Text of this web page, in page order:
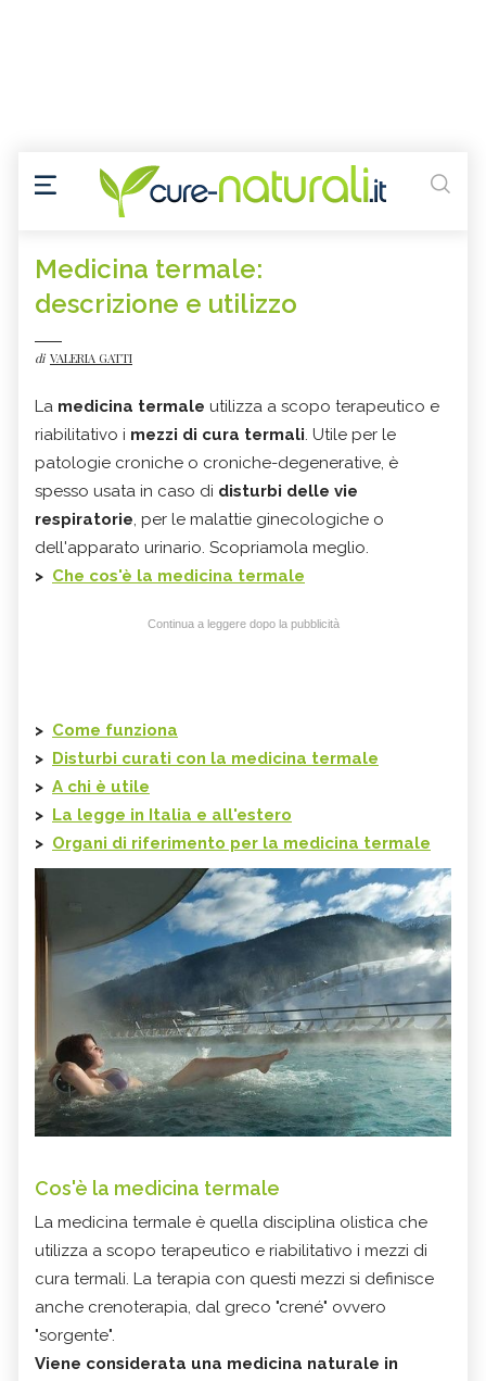
Medicina termale:
descrizione e utilizzo
di VALERIA GATTI
La medicina termale utilizza a scopo terapeutico e
riabilitativo i mezzi di cura termali. Utile per le
patologie croniche o croniche-degenerative, è
spesso usata in caso di disturbi delle vie
respiratorie, per le malattie ginecologiche o
dell'apparato urinario. Scopriamola meglio.
> Che cos'è la medicina termale
Continua a leggere dopo la pubblicità
> Come funziona
> Disturbi curati con la medicina termale
> A chi è utile
> La legge in Italia e all'estero
> Organi di riferimento per la medicina termale
Cos'è la medicina termale
La medicina termale è quella disciplina olistica che
utilizza a scopo terapeutico e riabilitativo i mezzi di
cura termali. La terapia con questi mezzi si definisce
anche crenoterapia, dal greco "crené" ovvero
"sorgente".
Viene considerata una medicina naturale in